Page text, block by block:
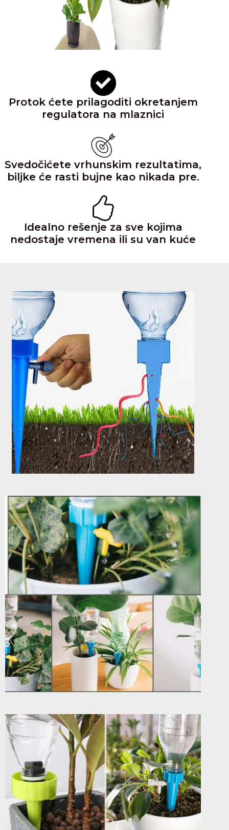
Protok ćete prilagoditi okretanjem
regulatora na mlaznici
Svedočićete vrhunskim rezultatima,
biljke će rasti bujne kao nikada pre.
Idealno rešenje za sve kojima
nedostaje vremena ili su van kuće